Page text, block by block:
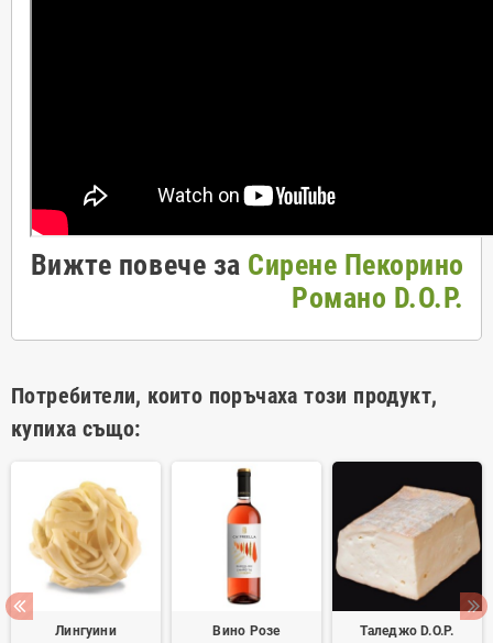
Вижте повече за Сирене Пекорино
Романо D.O.P.
Потребители, които поръчаха този продукт,
купиха също:
Лингуини
Вино Розе
Таледжо D.O.P.